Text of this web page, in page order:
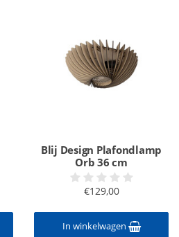
Blij Design Plafondlamp
Orb 36 cm
€129,00
In winkelwagen